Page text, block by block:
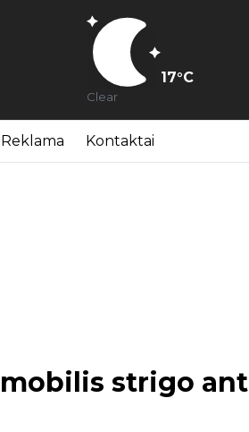
17°C
Clear
Reklama Kontaktai
strigo ant